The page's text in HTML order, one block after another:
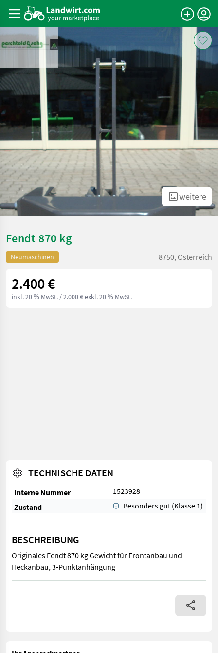
weitere
Fendt 870 kg
Neumaschinen 8750, Österreich
2.400 €
inkl. 20 % MwSt. / 2.000 € exkl. 20 % MwSt.
TECHNISCHE DATEN
Interne Nummer
1523928
Zustand
Besonders gut (Klasse 1)
BESCHREIBUNG
Originales Fendt 870 kg Gewicht für Frontanbau und
Heckanbau, 3-Punktanhängung
Originales Fendt 870 kg Gewicht für Frontanbau und